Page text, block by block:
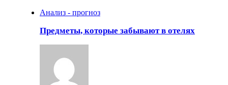
Анализ - прогноз
Предметы, которые забывают в отелях